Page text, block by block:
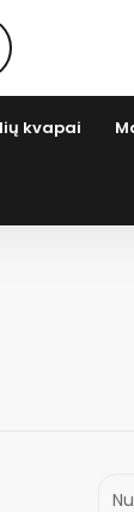
kvapai